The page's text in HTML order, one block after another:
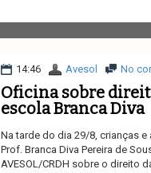
14:46 Avesol No
Oficina sobre
escola Branca Diva
Na tarde do dia 29/8, crianças e
Prof. Branca Diva Pereira de
AVESOL/CRDH sobre o direito